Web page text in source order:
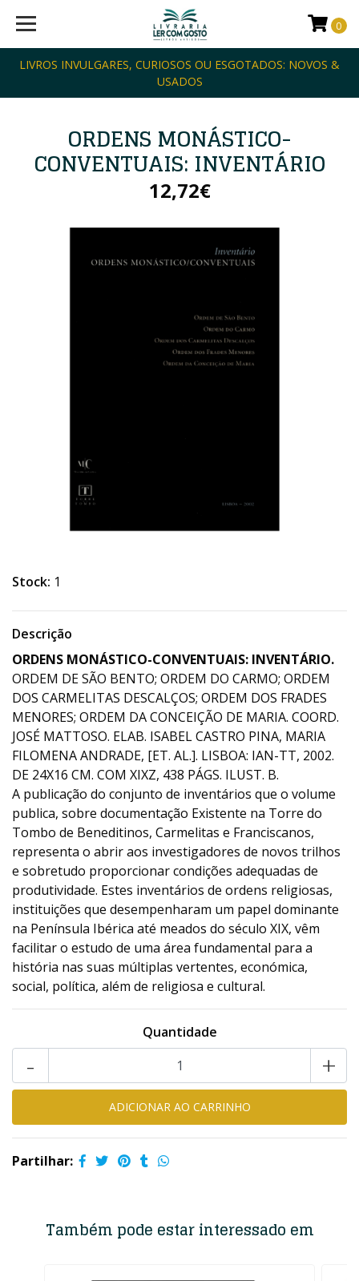
LIVROS INVULGARES, CURIOSOS OU ESGOTADOS: NOVOS &
USADOS
0
ORDENS MONÁSTICO-
CONVENTUAIS: INVENTÁRIO
12,72€
Stock: 1
Descrição
ORDENS MONÁSTICO-CONVENTUAIS: INVENTÁRIO.
ORDEM DE SÃO BENTO; ORDEM DO CARMO; ORDEM
DOS CARMELITAS DESCALÇOS; ORDEM DOS FRADES
MENORES; ORDEM DA CONCEIÇÃO DE MARIA. COORD.
JOSÉ MATTOSO. ELAB. ISABEL CASTRO PINA, MARIA
FILOMENA ANDRADE, [ET. AL.]. LISBOA: IAN-TT, 2002.
DE 24X16 CM. COM XIXZ, 438 PÁGS. ILUST. B.
A publicação do conjunto de inventários que o volume
publica, sobre documentação Existente na Torre do
Tombo de Beneditinos, Carmelitas e Franciscanos,
representa o abrir aos investigadores de novos trilhos
e sobretudo proporcionar condições adequadas de
produtividade. Estes inventários de ordens religiosas,
instituições que desempenharam um papel dominante
na Península Ibérica até meados do século XIX, vêm
facilitar o estudo de uma área fundamental para a
história nas suas múltiplas vertentes, económica,
social, política, além de religiosa e cultural.
Quantidade
+
-
Partilhar:
Também pode estar interessado em